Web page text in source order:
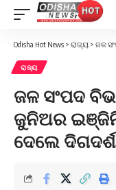
Odisha Hot News > ରାଜ୍ୟ > ଜଳ
ରାଜ୍ୟ
ଜଳ ସଂପଦ
ଜୁନିଅର
ଦେଲେ